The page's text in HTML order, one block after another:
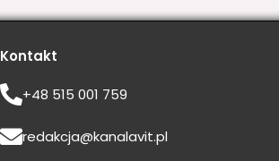
Kontakt
+48 515 001 759
redakcja@kanalavit.pl